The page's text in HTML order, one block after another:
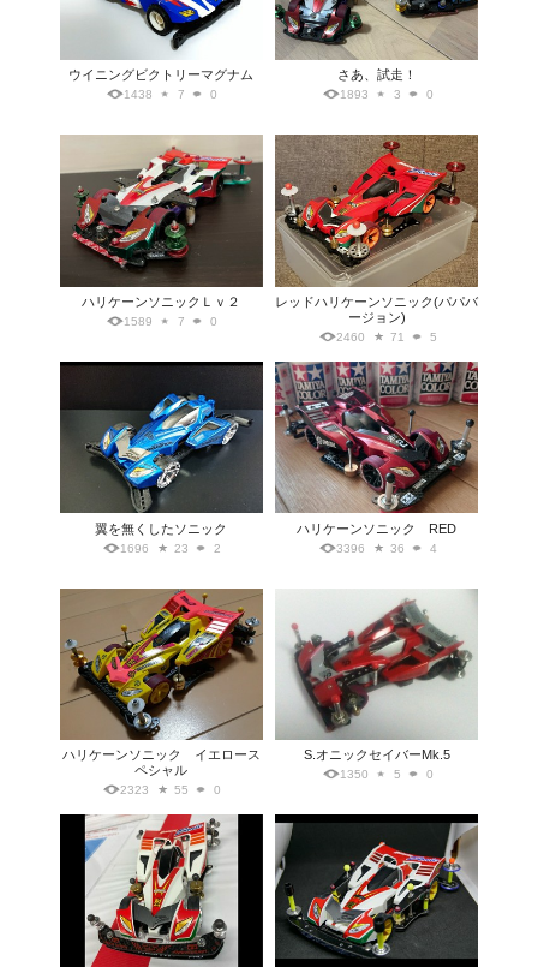
ウイニングビクトリーマグナム
1438 7 0
さあ、試走！
1893 3 0
ハリケーンソニックＬｖ２
1589 7 0
レッドハリケーンソニック(パパバ
ージョン)
2460 71 5
翼を無くしたソニック
1696 23 2
ハリケーンソニック RED
3396 36 4
ハリケーンソニック イエロース
ペシャル
2323 55 0
S.オニックセイバーMk.5
1350 5 0